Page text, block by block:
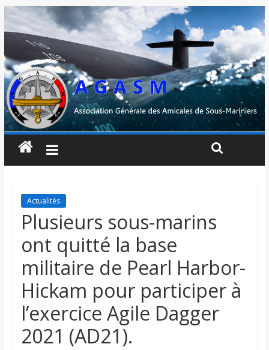
Actualités
Plusieurs sous-marins
ont quitté la base
militaire de Pearl Harbor-
Hickam pour participer à
l’exercice Agile Dagger
2021 (AD21).